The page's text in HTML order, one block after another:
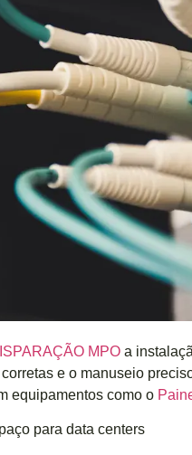
MPO a
e o manuseio
equipamentos como o
para data centers